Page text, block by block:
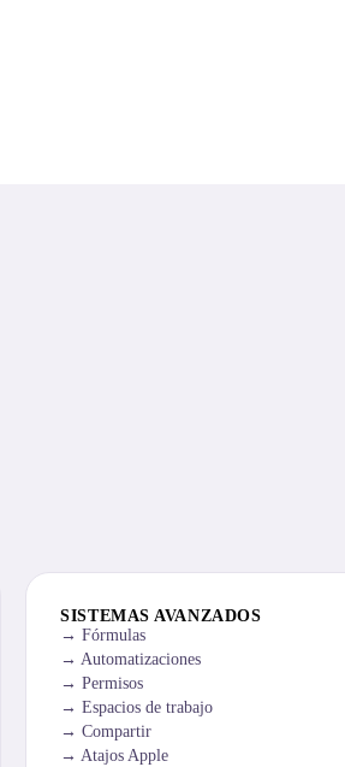
SISTEMAS AVANZADOS
Fórmulas
Automatizaciones
Permisos
Espacios de trabajo
Compartir
Atajos Apple